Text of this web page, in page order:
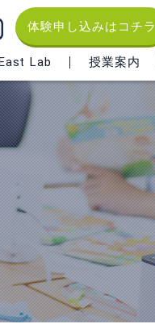
Lab 授業案内
体験申し込みはコチラ